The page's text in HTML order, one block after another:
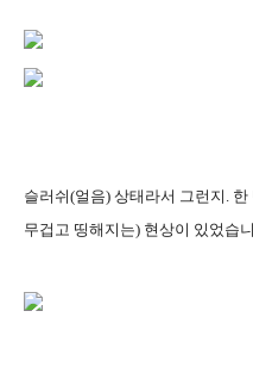
슬러쉬(얼음) 상태라서 그런지.
무겁고 띵해지는) 현상이 있었습